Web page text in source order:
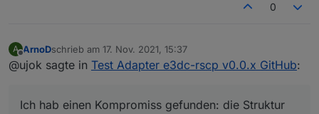
0
A
Offline
ArnoDschrieb am 17. Nov. 2021, 15:37
zuletzt editiert von
@ujok sagte in Test Adapter e3dc-rscp v0.0.x GitHub:
Ich hab einen Kompromiss gefunden: die Struktur